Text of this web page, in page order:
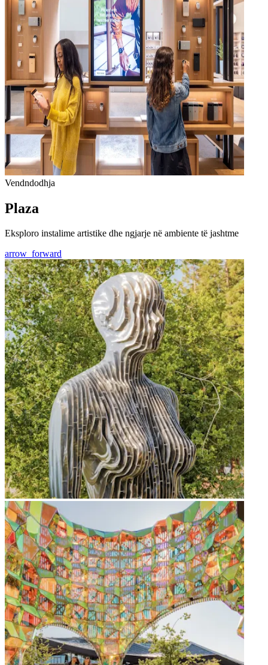
Vendndodhja
Plaza
Eksploro instalime artistike dhe ngjarje në ambiente të jashtme
arrow_forward